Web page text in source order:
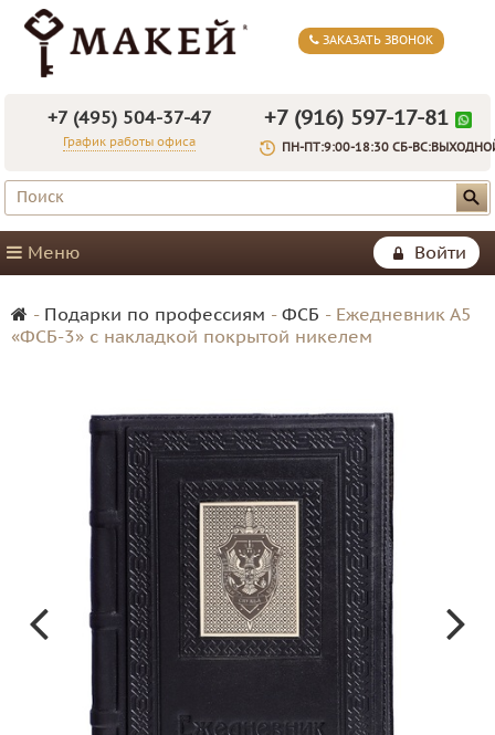
ЗАКАЗАТЬ ЗВОНОК
+7 (495) 504-37-47
График работы офиса
+7 (916) 597-17-81
ПН-ПТ:9:00-18:30 СБ-
Войти
Меню
- Подарки по профессиям - ФСБ - Ежедневник А5
«ФСБ-3» с накладкой покрытой никелем